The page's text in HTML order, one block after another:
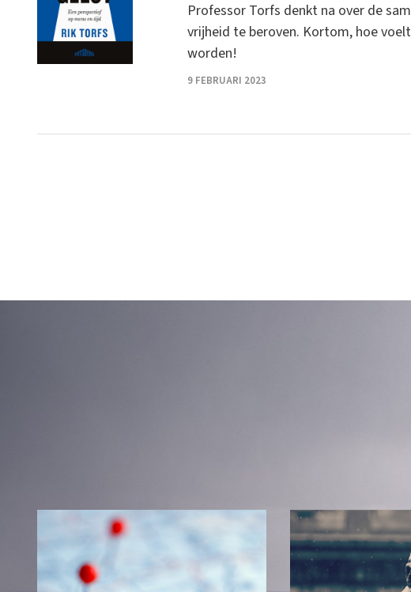
Professor Torfs denkt na over de
vrijheid te beroven. Kortom, hoe
worden!
9 FEBRUARI 2023